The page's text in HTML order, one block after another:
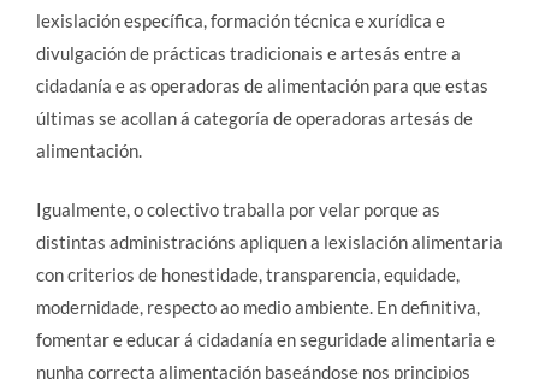
lexislación específica, formación técnica e xurídica e
divulgación de prácticas tradicionais e artesás entre a
cidadanía e as operadoras de alimentación para que estas
últimas se acollan á categoría de operadoras artesás de
alimentación.
Igualmente, o colectivo traballa por velar porque as
distintas administracións apliquen a lexislación alimentaria
con criterios de honestidade, transparencia, equidade,
modernidade, respecto ao medio ambiente. En definitiva,
fomentar e educar á cidadanía en seguridade alimentaria e
nunha correcta alimentación baseándose nos principios